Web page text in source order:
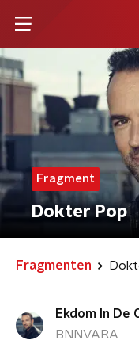
Fragment
Dokter Pop
Fragmenten
Ekdom In De
BNNVARA